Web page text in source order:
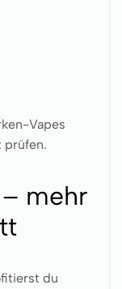
Vapes
prüfen.
mehr
du